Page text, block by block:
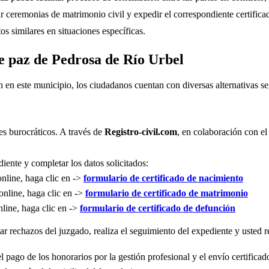
ceremonias de matrimonio civil y expedir el correspondiente
similares en situaciones específicas.
de Pedrosa de Río Urbel
este municipio, los ciudadanos cuentan con diversas alternativas
burocráticos. A través de Registro-civil.com, en colaboración con
y completar los datos solicitados:
haga clic en -> formulario de certificado de nacimiento
haga clic en -> formulario de certificado de matrimonio
haga clic en -> formulario de certificado de defunción
del juzgado, realiza el seguimiento del expediente y
de los honorarios por la gestión profesional y el envío